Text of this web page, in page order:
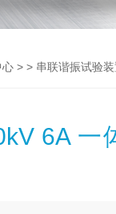
心 > > 串联谐振试验装
6A